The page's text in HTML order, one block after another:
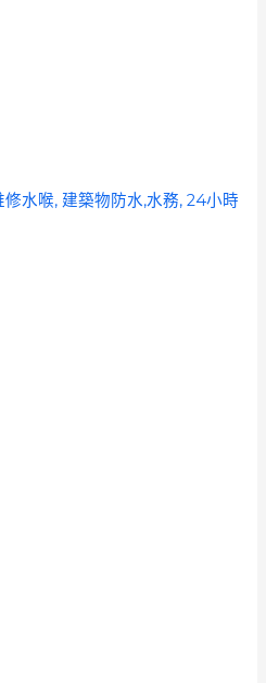
水喉, 建築物防水,水務, 24小時